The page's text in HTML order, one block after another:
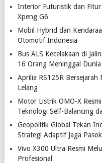
Interior Futuristik dan Fitur
Xpeng G6
Mobil Hybrid dan
Otomotif Indonesia
Bus ALS Kecelakaan di
16 Orang Meninggal Dunia
Aprilia RS125R Bersejarah
Lelang
Motor Listrik OMO-X
Teknologi Self-Balancing
Geopolitik Global Tekan
Strategi Adaptif Jaga
Vivo X300 Ultra Resmi
Profesional